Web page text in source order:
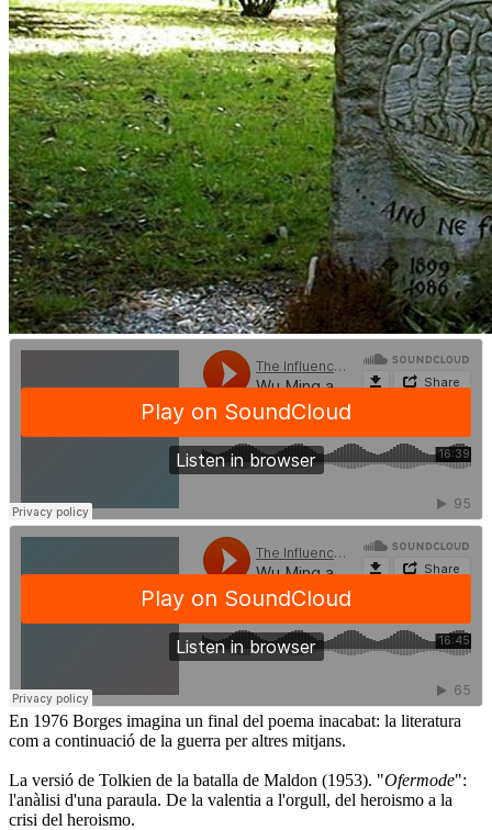
En 1976 Borges imagina un final del poema inacabat: la literatura
com a continuació de la guerra per altres mitjans.
La versió de Tolkien de la batalla de Maldon (1953). "Ofermode":
l'anàlisi d'una paraula. De la valentia a l'orgull, del heroismo a la
crisi del heroismo.